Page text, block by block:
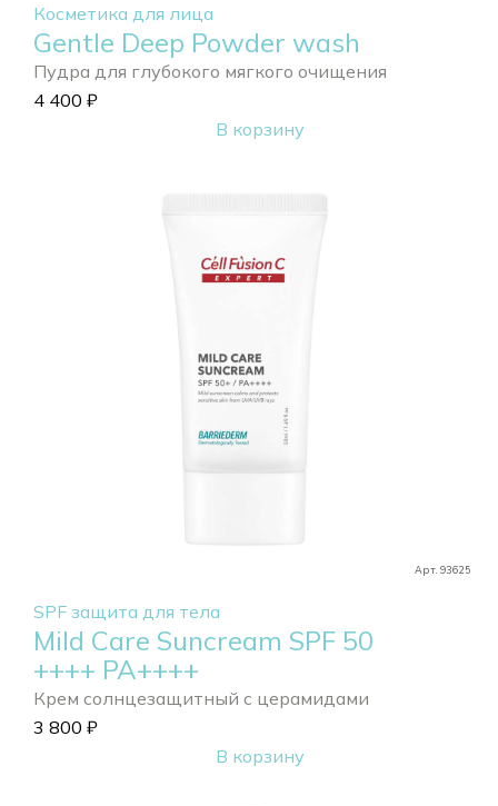
Косметика для лица
Gentle Deep Powder wash
Пудра для глубокого мягкого очищения
4 400 ₽
В корзину
Арт. 93625
SPF защита для тела
Mild Care Suncream SPF 50
++++ РА++++
Крем солнцезащитный с церамидами
3 800 ₽
В корзину